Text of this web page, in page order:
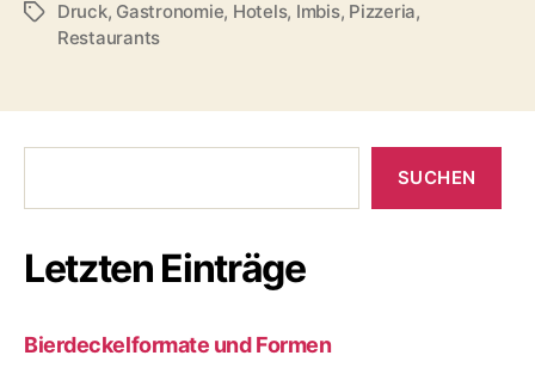
Schlagwörter
Druck, Gastronomie, Hotels, Imbis, Pizzeria,
Restaurants
SUCHEN
Letzten Einträge
Bierdeckelformate und Formen